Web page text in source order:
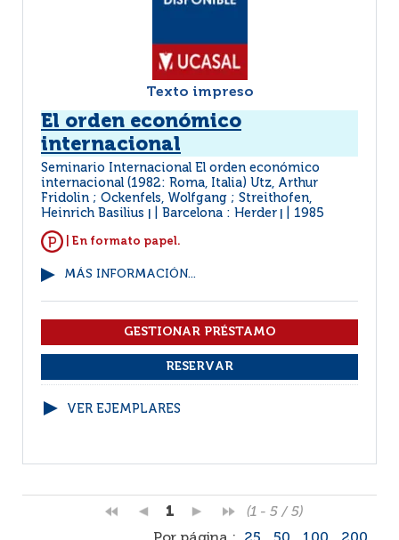
Texto impreso
El orden económico
internacional
Seminario Internacional El orden económico
internacional (1982: Roma, Italia) Utz, Arthur
Fridolin ; Ockenfels, Wolfgang ; Streithofen,
Heinrich Basilius
Barcelona : Herder 1985
| En formato papel.
MÁS INFORMACIÓN...
VER EJEMPLARES
1
(1 - 5 / 5)